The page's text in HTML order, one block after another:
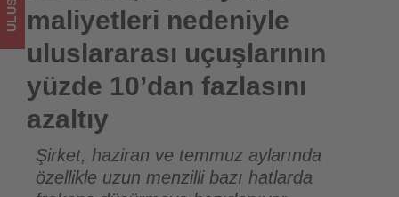
azaltıy
-
Tourexpi,
sizler
için
maliyetleri nedeniyle
uluslararası uçuşlarının
yüzde 10’dan fazlasını
azaltıy
Şirket, haziran ve temmuz aylarında
özellikle uzun menzilli bazı hatlarda